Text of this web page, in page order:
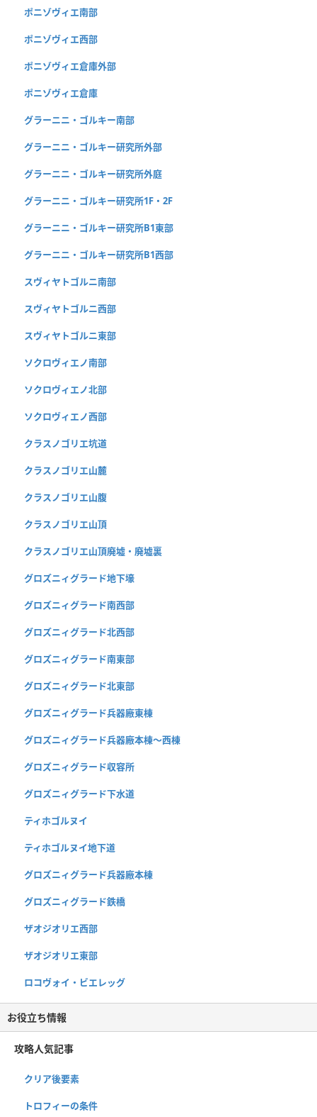
ポニゾヴィエ南部
ポニゾヴィエ西部
ポニゾヴィエ倉庫外部
ポニゾヴィエ倉庫
グラーニニ・ゴルキー南部
グラーニニ・ゴルキー研究所外部
グラーニニ・ゴルキー研究所外庭
グラーニニ・ゴルキー研究所1F・2F
グラーニニ・ゴルキー研究所B1東部
グラーニニ・ゴルキー研究所B1西部
スヴィヤトゴルニ南部
スヴィヤトゴルニ西部
スヴィヤトゴルニ東部
ソクロヴィエノ南部
ソクロヴィエノ北部
ソクロヴィエノ西部
クラスノゴリエ坑道
クラスノゴリエ山麓
クラスノゴリエ山腹
クラスノゴリエ山頂
クラスノゴリエ山頂廃墟・廃墟裏
グロズニィグラード地下壕
グロズニィグラード南西部
グロズニィグラード北西部
グロズニィグラード南東部
グロズニィグラード北東部
グロズニィグラード兵器廠東棟
グロズニィグラード兵器廠本棟〜西棟
グロズニィグラード収容所
グロズニィグラード下水道
ティホゴルヌイ
ティホゴルヌイ地下道
グロズニィグラード兵器廠本棟
グロズニィグラード鉄橋
ザオジオリエ西部
ザオジオリエ東部
ロコヴォイ・ビエレッグ
お役立ち情報
攻略人気記事
クリア後要素
トロフィーの条件